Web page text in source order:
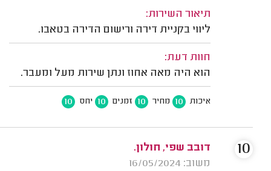
תיאור השירות:
ליווי בקניית דירה ורישום הדירה בטאבו.
חוות דעת:
הוא היה מאה אחוז ונתן שירות מעל ומעבר.
איכות 10 מחיר 10 זמנים 10 יחס 10
דובב שפי, חולון.
משוב: 16/05/2024
10